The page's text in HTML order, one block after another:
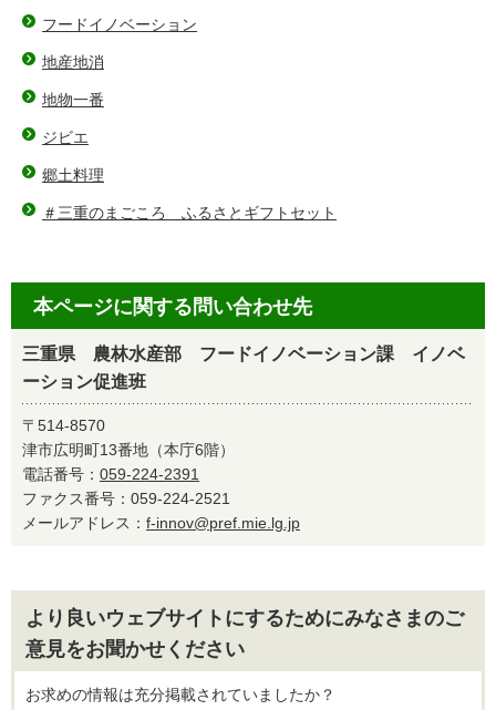
フードイノベーション
地産地消
地物一番
ジビエ
郷土料理
＃三重のまごころ ふるさとギフトセット
本ページに関する問い合わせ先
三重県 農林水産部 フードイノベーション課 イノベ
ーション促進班
〒514-8570
津市広明町13番地（本庁6階）
電話番号： 059-224-2391
ファクス番号：059-224-2521
メールアドレス： f-innov@pref.mie.lg.jp
より良いウェブサイトにするためにみなさまのご
意見をお聞かせください
お求めの情報は充分掲載されていましたか？